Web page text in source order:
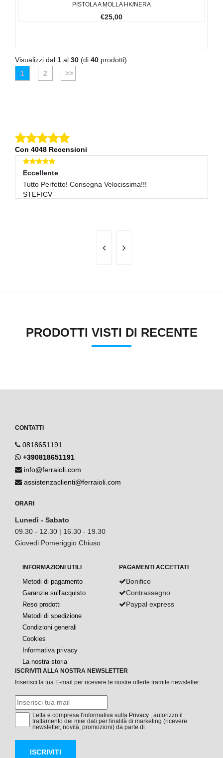
PISTOLA A MOLLA HK/NERA
€25,00
Visualizzi dal 1 al 30 (di 40 prodotti)
1
2 >>
Con 4048 Recensioni
Eccellente
Tutto Perfetto! Consegna Velocissima!!!
STEFICV
PRODOTTI VISTI DI RECENTE
CONTATTI
0818651191
+390818651191
info@ferraioli.com
assistenzaclienti@ferraioli.com
ORARI
Lunedì - Sabato
09.30 - 12.30 | 16.30 - 19.30
Giovedi Pomeriggio Chiuso
INFORMAZIONI UTILI
Metodi di pagamento
Garanzie sull'acquisto
Reso prodotti
Metodi di spedizione
Condizioni generali
Cookies
Informativa privacy
La nostra storia
PAGAMENTI ACCETTATI
Bonifico
Contrassegno
Paypal express
ISCRIVITI ALLA NOSTRA NEWSLETTER
Inserisci la tua E-mail per ricevere le nostre offerte tramite newsletter.
Letta e compresa l'informativa sulla Privacy , autorizzo il
trattamento dei miei dati per finalità di marketing (ricevere
newsletter, novità, promozioni) da parte di
ISCRIVITI